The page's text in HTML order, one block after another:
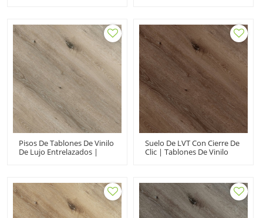
Mil
Reciclable Resistente A
Rayones LVT HIF 1739
Pisos De Tablones De Vinilo
De Lujo Entrelazados |
De Agua | Venta Al Por
Mayor Durabilidad De
Grado Comercial UCL 8073
Suelo De LVT Con Cierre De
Clic | Tablones De Vinilo
Cocina UCL 8074